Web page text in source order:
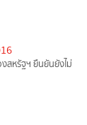
สหรัฐฯ ยืนยันยังไม่